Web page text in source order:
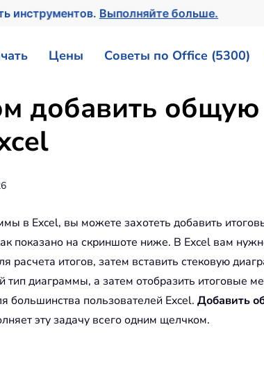
инструментов.Выполняйте больше.
Цены Советы по Office (5300)
добавить общую
в Excel, вы можете захотеть добавить
показано на скриншоте ниже. В Excel вам
расчета итогов, затем вставить стековую
тип диаграммы, а затем отобразить итоговые
большинства пользователей Excel. Добавить
эту задачу всего одним щелчком.